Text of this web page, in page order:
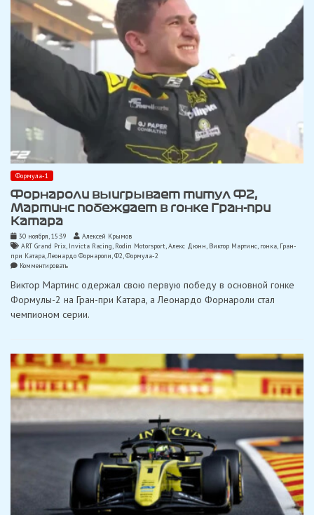
Формула-1
Форнароли выигрывает титул Ф2,
Мартинс побеждает в гонке Гран-при
Катара
30 ноября, 15:39
Алексей Крымов
ART Grand Prix, Invicta Racing, Rodin Motorsport,Алекс Дюнн, Виктор Мартинс, гонка, Гран-
при Катара,Леонардо Форнароли,Ф2,Формула-2
Комментироватьon
выигрывает
титул
Ф2,
Мартинс
Гран-
при
Катара
Виктор Мартинс одержал свою первую победу в основной гонке
Формулы-2 на Гран-при Катара, а Леонардо Форнароли стал
чемпионом серии.